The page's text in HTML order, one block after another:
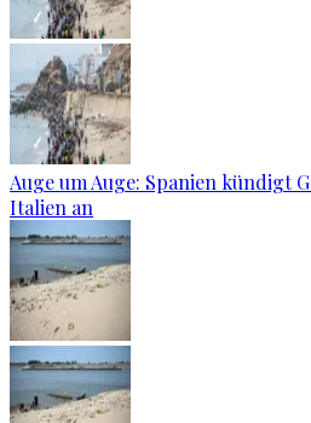
Auge um Auge: Spanien kündigt
Italien an